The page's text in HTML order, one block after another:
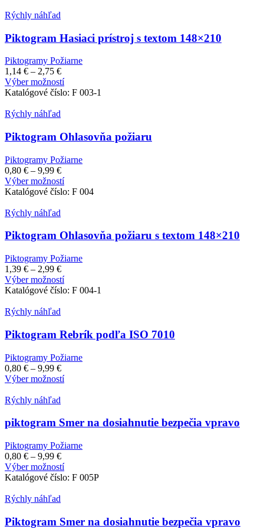
Možnosti
si
môžete
vybrať
na
stránke
Rýchly náhľad
Piktogram Hasiaci prístroj s textom 148×210
Piktogramy Požiarne
1,14 € – 2,75 €Price
range:
1,14 €
Výber možnostíTento
produkt
Možnosti
si
môžete
vybrať
na
stránke
produktu.
Katalógové číslo: F 003-1
Rýchly náhľad
Piktogram Ohlasovňa požiaru
Piktogramy Požiarne
0,80 € – 9,99 €Price
range:
0,80 €
Výber možnostíTento
produkt
Možnosti
môžete
vybrať
na
stránke
Katalógové číslo: F 004
Rýchly náhľad
Piktogram Ohlasovňa požiaru s textom 148×210
Piktogramy Požiarne
1,39 € – 2,99 €Price
range:
1,39 €
Výber možnostíTento
produkt
Možnosti
si
môžete
vybrať
na
stránke
Katalógové číslo: F 004-1
Rýchly náhľad
Piktogram Rebrík podľa ISO 7010
Piktogramy Požiarne
0,80 € – 9,99 €Price
range:
Výber možnostíTento
variantov.
si
môžete
vybrať
na
Rýchly náhľad
piktogram Smer na dosiahnutie bezpečia vpravo
Piktogramy Požiarne
0,80 € – 9,99 €Price
range:
0,80 €
Výber možnostíTento
produkt
Možnosti
Katalógové číslo: F 005P
Rýchly náhľad
Piktogram Smer na dosiahnutie bezpečia vpravo